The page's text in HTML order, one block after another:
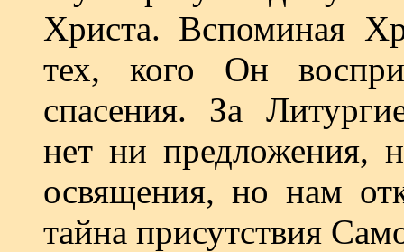
Христа. Вспоминая
тех, кого Он
спасения. За
нет ни предложения,
освящения, но нам
тайна присутствия